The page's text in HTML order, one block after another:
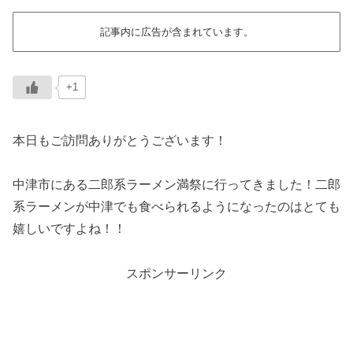
記事内に広告が含まれています。
+1
本日もご訪問ありがとうございます！
中津市にある二郎系ラーメン満祭に行ってきました！二郎
系ラーメンが中津でも食べられるようになったのはとても
嬉しいですよね！！
スポンサーリンク